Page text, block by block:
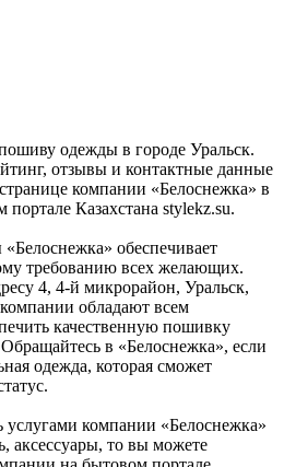
одежды в городе Уральск.
отзывы и контактные данные
компании «Белоснежка» в
Казахстана stylekz.su.
обеспечивает
требованию всех желающих.
4, 4-й микрорайон, Уральск,
обладают всем
качественную пошивку
в «Белоснежка», если
одежда, которая сможет
услугами компании «Белоснежка»
аксессуары, то вы можете